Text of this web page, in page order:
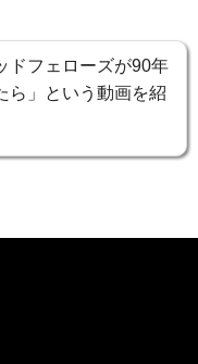
ドフェローズが90年
ら」という動画を紹